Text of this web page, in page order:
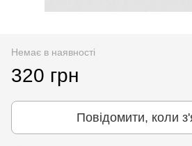
Немає в наявності
320 грн
Повідомити, коли